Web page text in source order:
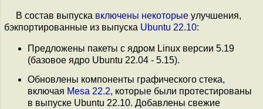
В состав выпуска включены некоторые улучшения,
бэкпортированные из выпуска Ubuntu 22.10:
Предложены пакеты с ядром Linux версии 5.19
(базовое ядро Ubuntu 22.04 - 5.15).
Обновлены компоненты графического стека,
включая Mesa 22.2, которые были протестированы
в выпуске Ubuntu 22.10. Добавлены свежие